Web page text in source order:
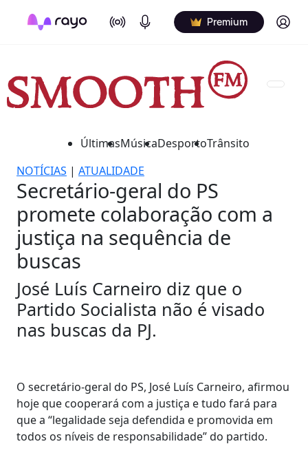
On Air Podcasts Premium Log in
ÚltimasMúsicaDesportoTrânsito
NOTÍCIAS | ATUALIDADE
Secretário-geral do PS
promete colaboração com a
justiça na sequência de
buscas
José Luís Carneiro diz que o
Partido Socialista não é visado
nas buscas da PJ.
O secretário-geral do PS, José Luís Carneiro, afirmou
hoje que cooperará com a justiça e tudo fará para
que a “legalidade seja defendida e promovida em
todos os níveis de responsabilidade” do partido.